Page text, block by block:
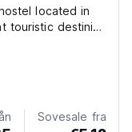
located in
touristic destinies
5000
community.
Sovesale fra